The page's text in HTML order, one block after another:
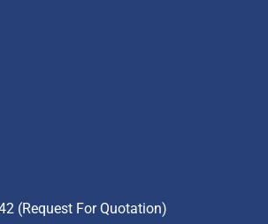
(Request For Quotation)